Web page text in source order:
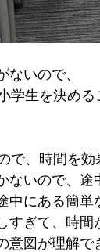
ないので、
学生を決め
で、時間を効
いので、途
にある簡単
ぎて、時間
図が理解で